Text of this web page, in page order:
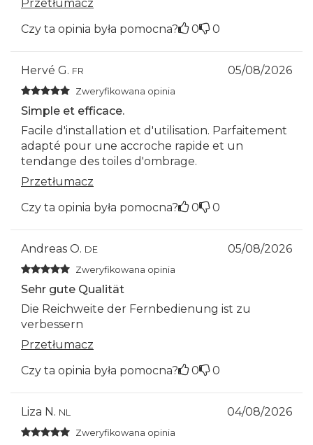
Przetłumacz
Czy ta opinia była pomocna?
0 0
Hervé G. FR 05/08/2026
Zweryfikowana opinia
Simple et efficace.
Facile d'installation et d'utilisation. Parfaitement
adapté pour une accroche rapide et un
tendange des toiles d'ombrage.
Przetłumacz
Czy ta opinia była pomocna?
0 0
Andreas O. DE 05/08/2026
Zweryfikowana opinia
Sehr gute Qualität
Die Reichweite der Fernbedienung ist zu
verbessern
Przetłumacz
Czy ta opinia była pomocna?
0 0
Liza N. NL 04/08/2026
Zweryfikowana opinia